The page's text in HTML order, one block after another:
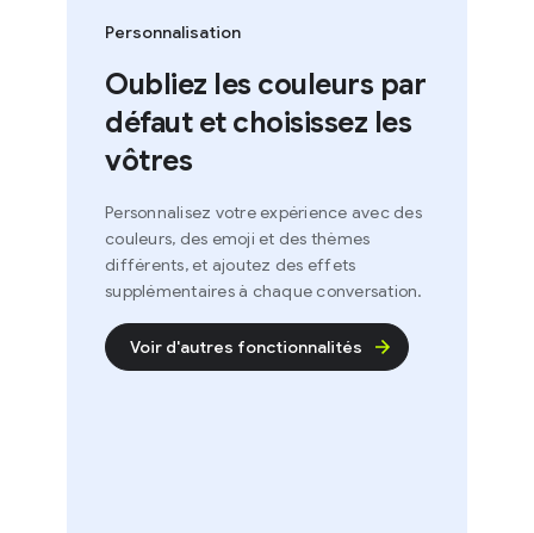
Personnalisation
Oubliez les couleurs par
défaut et choisissez les
vôtres
Personnalisez votre expérience avec des
couleurs, des emoji et des thèmes
différents, et ajoutez des effets
supplémentaires à chaque conversation.
Voir d'autres fonctionnalités